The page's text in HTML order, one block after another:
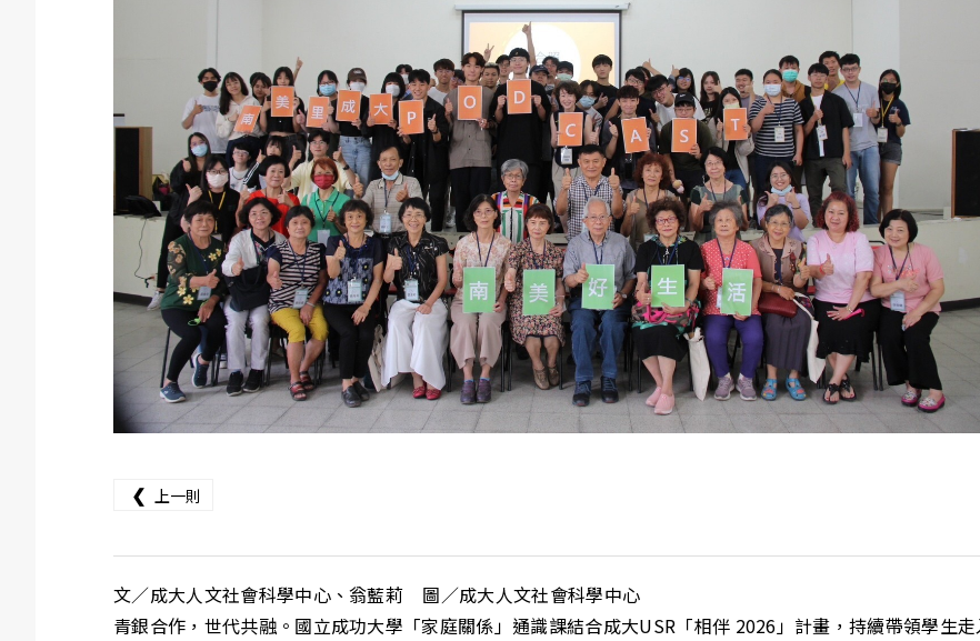
❮ 上一則
文／成大人文社會科學中心、翁藍莉 圖／成大人文社會科學中心
青銀合作，世代共融。國立成功大學「家庭關係」通識課結合成大USR「相伴 2026」計畫，持續帶領學生